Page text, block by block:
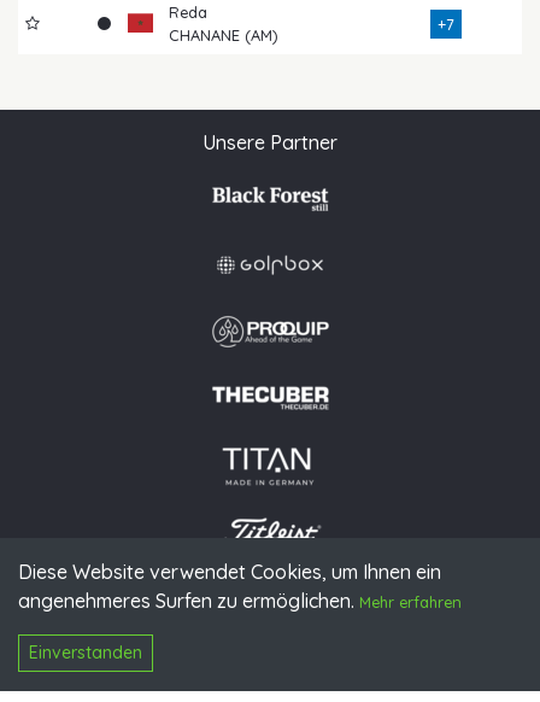
Diese Website verwendet Cookies, um Ihnen ein
angenehmeres Surfen zu ermöglichen. Mehr erfahren
Einverstanden
Reda
CHANANE (AM)
+7
Unsere Partner
© 2026 PGAoG